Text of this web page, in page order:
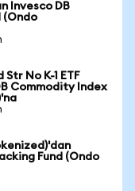
Invesco DB
(Ondo
No K-1 ETF
Commodity Index
Fund (Ondo